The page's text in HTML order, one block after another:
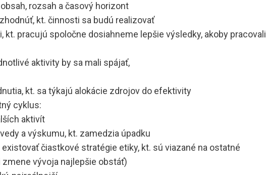
rozsah a časový horizont
kt. činnosti sa budú realizovať
pracujú spoločne dosiahneme lepšie výsledky, akoby pracovali
aktivity by sa mali spájať,
kt. sa týkajú alokácie zdrojov do efektivity
cyklus:
aktivít
a výskumu, kt. zamedzia úpadku
čiastkové stratégie etiky, kt. sú viazané na ostatné
zmene vývoja najlepšie obstáť)